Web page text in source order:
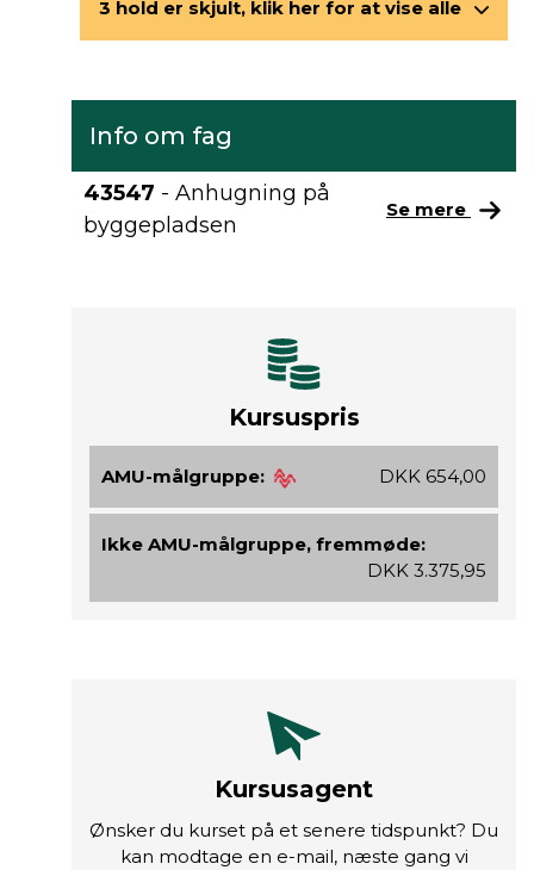
3 hold er skjult, klik her for at vise alle
Info om fag
43547 - Anhugning på
byggepladsen
Se mere
Kursuspris
AMU-målgruppe: DKK 654,00
Ikke AMU-målgruppe, fremmøde:
DKK 3.375,95
Kursusagent
Ønsker du kurset på et senere tidspunkt? Du
kan modtage en e-mail, næste gang vi